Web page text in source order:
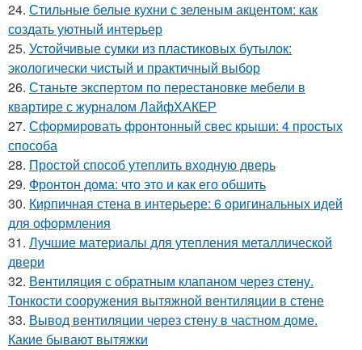
24. Стильные белые кухни с зеленым акцентом: как
создать уютный интерьер
25. Устойчивые сумки из пластиковых бутылок:
экологически чистый и практичный выбор
26. Станьте экспертом по перестановке мебели в
квартире с журналом ЛайфХАКЕР
27. Сформировать фронтонный свес крыши: 4 простых
способа
28. Простой способ утеплить входную дверь
29. Фронтон дома: что это и как его обшить
30. Кирпичная стена в интерьере: 6 оригинальных идей
для оформления
31. Лучшие материалы для утепления металлической
двери
32. Вентиляция с обратным клапаном через стену.
Тонкости сооружения вытяжной вентиляции в стене
33. Вывод вентиляции через стену в частном доме.
Какие бывают вытяжки